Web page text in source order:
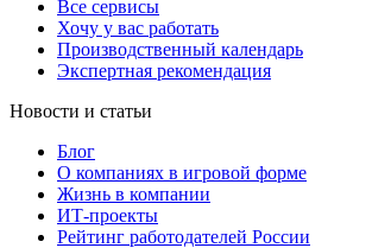
Все сервисы
Хочу у вас работать
Производственный календарь
Экспертная рекомендация
Новости и статьи
Блог
О компаниях в игровой форме
Жизнь в компании
ИТ-проекты
Рейтинг работодателей России